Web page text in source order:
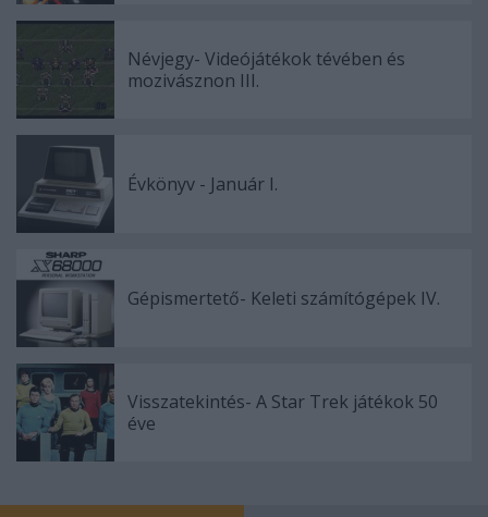
Névjegy- Videójátékok tévében és
mozivásznon III.
Évkönyv - Január I.
Gépismertető- Keleti számítógépek IV.
Visszatekintés- A Star Trek játékok 50
éve